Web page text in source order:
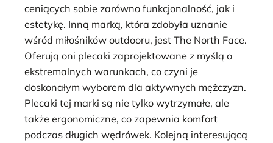
ceniących sobie zarówno funkcjonalność, jak i
estetykę. Inną marką, która zdobyła uznanie
wśród miłośników outdooru, jest The North Face.
Oferują oni plecaki zaprojektowane z myślą o
ekstremalnych warunkach, co czyni je
doskonałym wyborem dla aktywnych mężczyzn.
Plecaki tej marki są nie tylko wytrzymałe, ale
także ergonomiczne, co zapewnia komfort
podczas długich wędrówek. Kolejną interesującą